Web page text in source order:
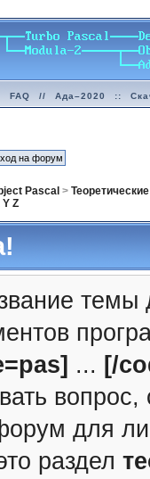
FAQ // Ада–2020 ::
Pascal >
Y Z
... [/
вопрос,
для
раздел